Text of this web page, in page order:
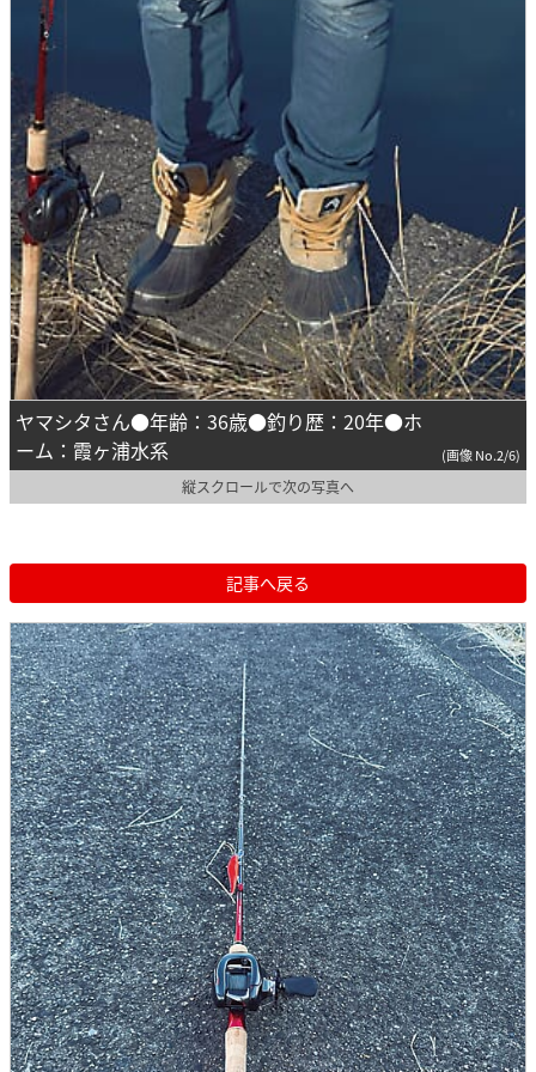
ヤマシタさん●年齢：36歳●釣り歴：20年●ホ
ーム：霞ヶ浦水系
(画像 No.2/6)
縦スクロールで次の写真へ
記事へ戻る